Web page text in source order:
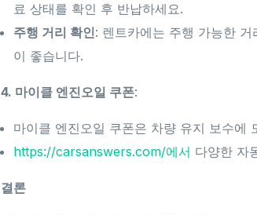
료 상태를 확인 후 반납하세요.
주행 거리 확인: 렌트카에는 주행 가능한
이 좋습니다.
4. 마이클 엔진오일 쿠폰:
마이클 엔진오일 쿠폰은 차량 유지 보수에
https://carsanswers.com/에서 다양한 자
결론